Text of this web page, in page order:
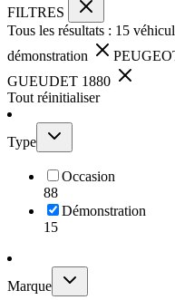
FILTRES
Tous les résultats : 15
démonstration
GUEUDET 1880
Tout réinitialiser
Type
Occasion
88
Démonstration
15
Marque